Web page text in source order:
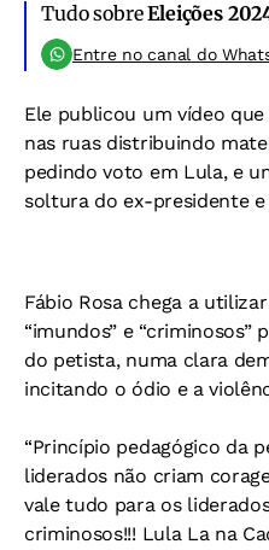
Tudo sobreEleições
Entre no canal do
Ele publicou um vídeo
nas ruas distribuindo
pedindo voto em Lula, e
soltura do ex-presidente e
Fábio Rosa chega a utilizar
“imundos” e “criminosos”
do petista, numa clara
incitando o ódio e a
“Princípio pedagógico da
liderados não criam
vale tudo para os
criminosos!!! Lula La na